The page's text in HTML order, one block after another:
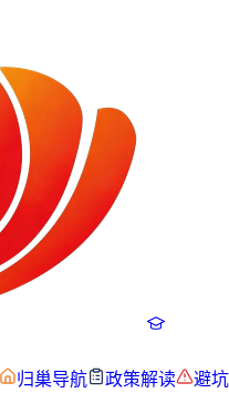
归巢导航 政策解读
避坑